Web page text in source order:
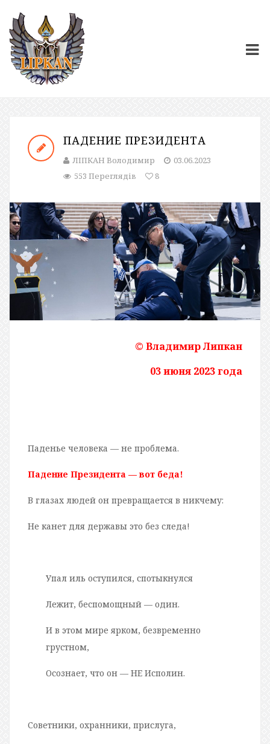
ПАДЕНИЕ ПРЕЗИДЕНТА
ЛІПКАН Володимир
03.06.2023
553 Переглядів
8
© Владимир Липкан
03 июня 2023 года
Паденье человека — не проблема.
Падение Президента — вот беда!
В глазах людей он превращается в никчему:
Не канет для державы это без следа!
Упал иль оступился, спотыкнулся
Лежит, беспомощный — один.
И в этом мире ярком, безвременно
грустном,
Осознает, что он — НЕ Исполин.
Советники, охранники, прислуга,